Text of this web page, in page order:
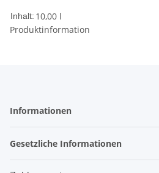
Inhalt: 10,00 l
Produktinformation
Informationen
Gesetzliche Informationen